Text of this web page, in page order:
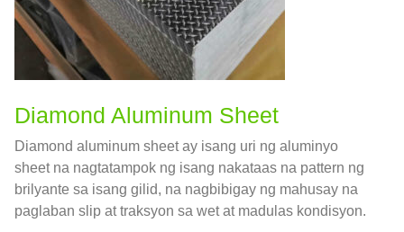
Diamond Aluminum Sheet
Diamond aluminum sheet ay isang uri ng aluminyo
sheet na nagtatampok ng isang nakataas na pattern ng
brilyante sa isang gilid, na nagbibigay ng mahusay na
paglaban slip at traksyon sa wet at madulas kondisyon.